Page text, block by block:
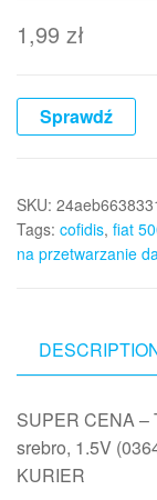
1,99 zł
Sprawdź
SKU:
Tags: cofidis, fiat
na przetwarzanie
SUPER CENA –
srebro, 1.5V
KURIER